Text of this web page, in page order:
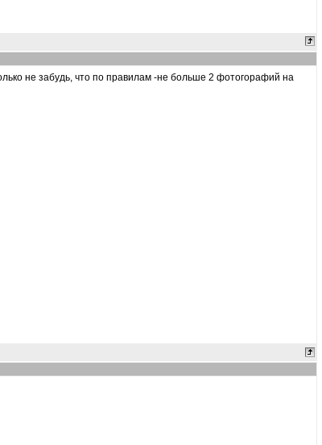
не забудь, что по правилам -не больше 2 фотогорафий на